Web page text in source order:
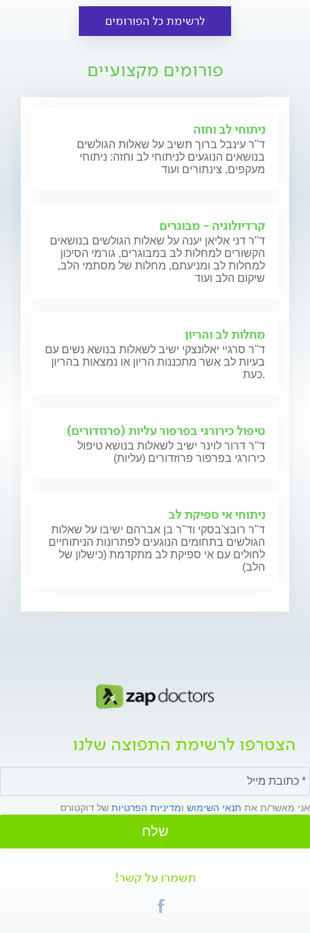
לרשימת כל הפורומים
פורומים מקצועיים
ניתוחי לב וחזה
ד"ר עינבל ברוך תשיב על שאלות הגולשים
בנושאים הנוגעים לניתוחי לב וחזה: ניתוחי
מעקפים, צינתורים ועוד
קרדיולוגיה - מבוגרים
ד"ר דני אליאן יענה על שאלות הגולשים בנושאים
הקשורים למחלות לב במבוגרים, גורמי הסיכון
למחלות לב ומניעתם, מחלות של מסתמי הלב,
שיקום הלב ועוד
מחלות לב והריון
ד"ר סרגיי יאלונצקי ישיב לשאלות בנושא נשים עם
בעיות לב אשר מתכננות הריון או נמצאות בהריון
כעת.
טיפול כירורגי בפרפור עליות (פרוזדורים)
ד"ר דרור לוינר ישיב לשאלות בנושא טיפול
כירורגי בפרפור פרוזדורים (עליות)
ניתוחי אי ספיקת לב
ד"ר רובצ'בסקי וד"ר בן אברהם ישיבו על שאלות
הגולשים בתחומים הנוגעים לפתרונות הניתוחיים
לחולים עם אי ספיקת לב מתקדמת (כישלון של
הלב)
הצטרפו לרשימת התפוצה שלנו
אני מאשר/ת את תנאי השימוש ומדיניות הפרטיות של דוקטורס
שלח
תשמרו על קשר!